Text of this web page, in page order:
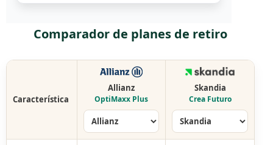
Comparador de planes de retiro
Característica
Allianz
OptiMaxx Plus
Skandia
Crea Futuro